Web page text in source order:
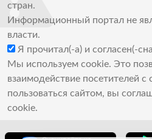
стран.
Информационный портал не
власти.
Я прочитал(-а) и согласен(-
Мы используем cookie. Это
взаимодействие посетителей
пользоваться сайтом, вы
cookie.